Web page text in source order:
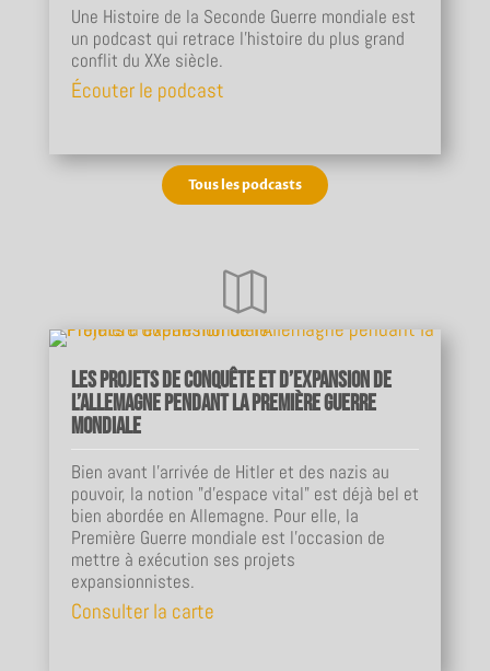
Une Histoire de la Seconde Guerre mondiale est
un podcast qui retrace l'histoire du plus grand
conflit du XXe siècle.
Écouter le podcast
Tous les podcasts

Les projets de conquête et d’expansion de
l’Allemagne pendant la Première Guerre
mondiale
Bien avant l’arrivée de Hitler et des nazis au
pouvoir, la notion "d’espace vital" est déjà bel et
bien abordée en Allemagne. Pour elle, la
Première Guerre mondiale est l’occasion de
mettre à exécution ses projets
expansionnistes.
Consulter la carte